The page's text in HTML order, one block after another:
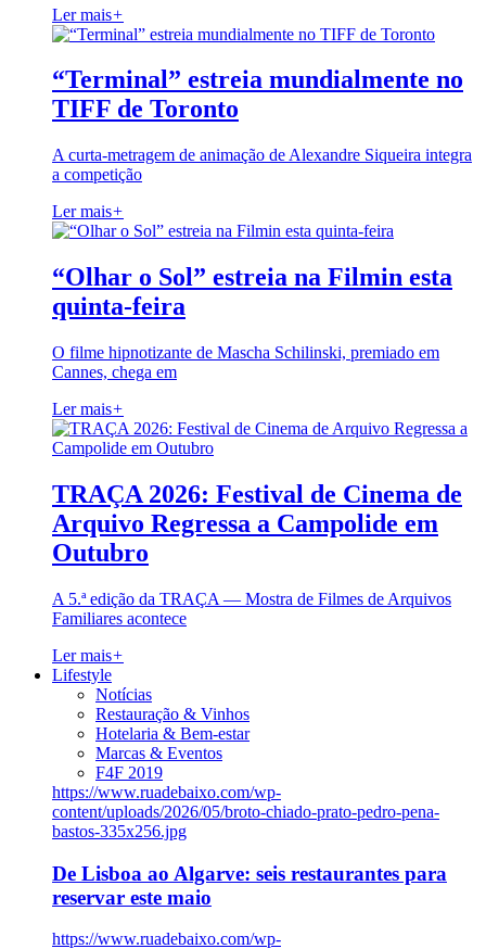
Ler mais+
“Terminal” estreia mundialmente no
TIFF de Toronto
A curta-metragem de animação de Alexandre Siqueira integra
a competição
Ler mais+
“Olhar o Sol” estreia na Filmin esta
quinta-feira
O filme hipnotizante de Mascha Schilinski, premiado em
Cannes, chega em
Ler mais+
TRAÇA 2026: Festival de Cinema de
Arquivo Regressa a Campolide em
Outubro
A 5.ª edição da TRAÇA — Mostra de Filmes de Arquivos
Familiares acontece
Ler mais+
Lifestyle
Notícias
Restauração & Vinhos
Hotelaria & Bem-estar
Marcas & Eventos
F4F 2019
https://www.ruadebaixo.com/wp-
content/uploads/2026/05/broto-chiado-prato-pedro-pena-
bastos-335x256.jpg
De Lisboa ao Algarve: seis restaurantes para
reservar este maio
https://www.ruadebaixo.com/wp-